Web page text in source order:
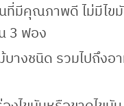
นที่มีคุณภาพดี ไม่มี
3 ฟอง
บางชนิด รวมไปถึง